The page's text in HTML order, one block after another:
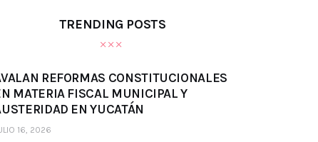
TRENDING POSTS
REFORMAS CONSTITUCIONALES
MATERIA FISCAL MUNICIPAL Y
EN YUCATÁN
16, 2026